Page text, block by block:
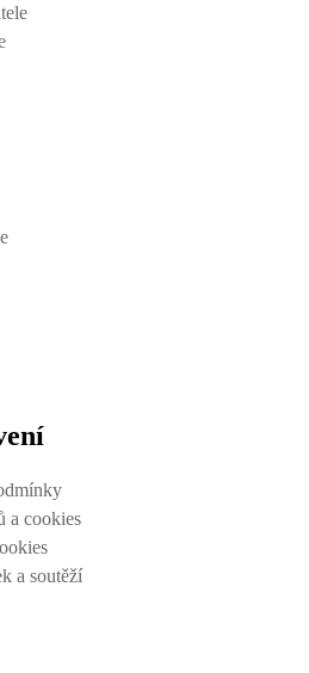
a cookies
a soutěží